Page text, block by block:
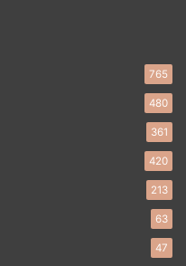
765
480
361
420
213
63
47